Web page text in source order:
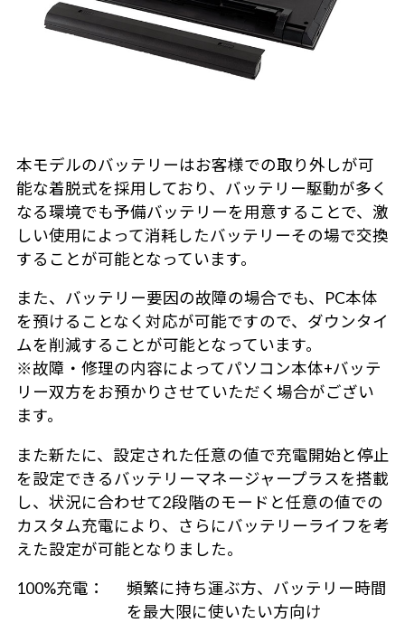
本モデルのバッテリーはお客様での取り外しが可
能な着脱式を採用しており、バッテリー駆動が多く
なる環境でも予備バッテリーを用意することで、激
しい使用によって消耗したバッテリーその場で交換
することが可能となっています。
また、バッテリー要因の故障の場合でも、PC本体
を預けることなく対応が可能ですので、ダウンタイ
ムを削減することが可能となっています。
※故障・修理の内容によってパソコン本体+バッテ
リー双方をお預かりさせていただく場合がござい
ます。
また新たに、設定された任意の値で充電開始と停止
を設定できるバッテリーマネージャープラスを搭載
し、状況に合わせて2段階のモードと任意の値での
カスタム充電により、さらにバッテリーライフを考
えた設定が可能となりました。
100%充電：
頻繁に持ち運ぶ方、バッテリー時間
を最大限に使いたい方向け